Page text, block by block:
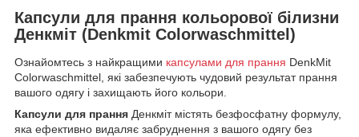
Капсули для прання кольорової білизни
Денкміт (Denkmit Colorwaschmittel)
Ознайомтесь з найкращими капсулами для прання DenkMit
Colorwaschmittel, які забезпечують чудовий результат прання
вашого одягу і захищають його кольори.
Капсули для прання Денкміт містять безфосфатну формулу,
яка ефективно видаляє забруднення з вашого одягу без